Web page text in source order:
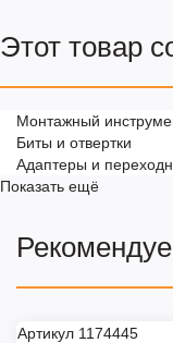
Этот товар
Монтажный
Биты и отвертки
Адаптеры и
Показать ещё
Артикул 1174445